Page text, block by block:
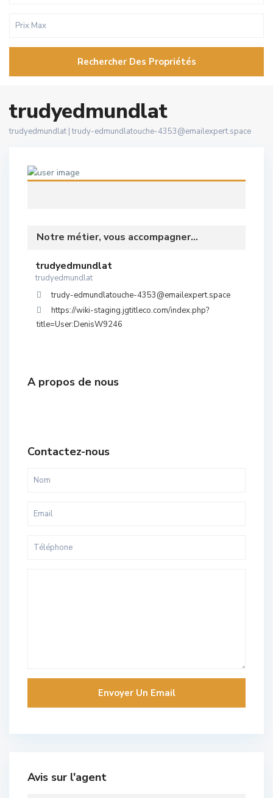
Rechercher Des Propriétés
trudyedmundlat
trudyedmundlat |trudy-edmundlatouche-4353@emailexpert.space
Notre métier, vous accompagner...
trudyedmundlat
trudyedmundlat
trudy-edmundlatouche-4353@emailexpert.space
https://wiki-staging.jgtitleco.com/index.php?
title=User:DenisW9246
A propos de nous
Contactez-nous
Avis sur l'agent